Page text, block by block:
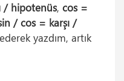
/ hipotenüs, cos =
/ cos = karşı /
yazdım, artık